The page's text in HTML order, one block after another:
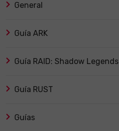
General
Guía ARK
Guía RAID: Shadow Legends
Guía RUST
Guías